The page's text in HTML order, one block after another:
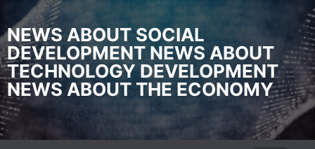
i
p
t
o
c
o
n
NEWS ABOUT SOCIAL
DEVELOPMENT NEWS ABOUT
TECHNOLOGY DEVELOPMENT
NEWS ABOUT THE ECONOMY